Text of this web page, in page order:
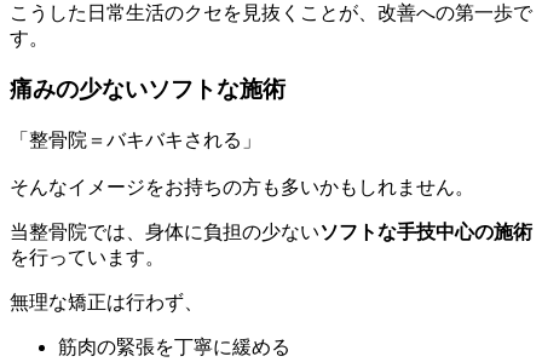
こうした日常生活のクセを見抜くことが、改善への第一歩で
す。
痛みの少ないソフトな施術
「整骨院＝バキバキされる」
そんなイメージをお持ちの方も多いかもしれません。
当整骨院では、身体に負担の少ないソフトな手技中心の施術
を行っています。
無理な矯正は行わず、
筋肉の緊張を丁寧に緩める